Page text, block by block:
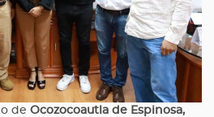
de Ocozocoautla de Espinosa,